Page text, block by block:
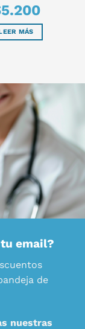
5.200
MÁS
email?
de
nuestras